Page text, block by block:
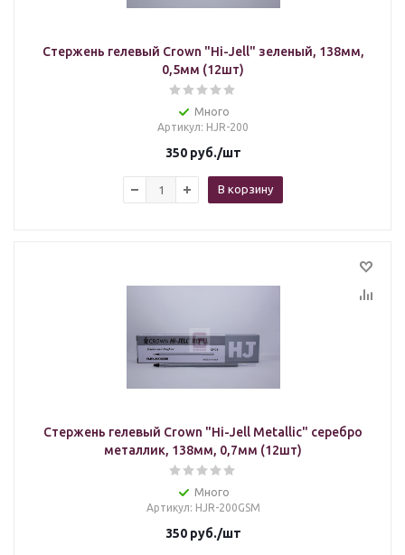
Стержень гелевый Crown "Hi-Jell" зеленый, 138мм,
0,5мм (12шт)
Много
Артикул: HJR-200
350руб./шт
В корзину
Стержень гелевый Crown "Hi-Jell Metallic" серебро
металлик, 138мм, 0,7мм (12шт)
Много
Артикул: HJR-200GSM
350руб./шт